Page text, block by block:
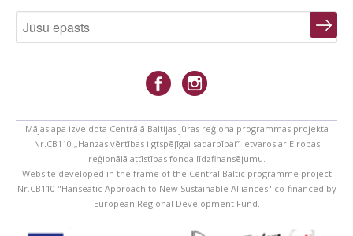
Mājaslapa izveidota Centrālā Baltijas jūras reģiona programmas projekta
Nr.CB110 „Hanzas vērtības ilgtspējīgai sadarbībai” ietvaros ar Eiropas
reģionālā attīstības fonda līdzfinansējumu.
Website developed in the frame of the Central Baltic programme project
Nr.CB110 "Hanseatic Approach to New Sustainable Alliances" co-financed by
European Regional Development Fund.